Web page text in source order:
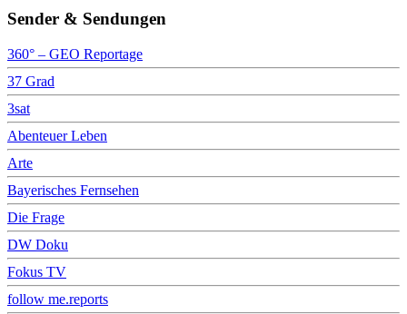
Sender & Sendungen
360° – GEO Reportage
37 Grad
3sat
Abenteuer Leben
Arte
Bayerisches Fernsehen
Die Frage
DW Doku
Fokus TV
follow me.reports